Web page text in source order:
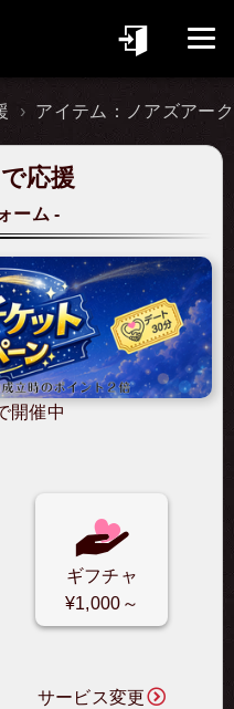
アイテム：ノアズアーク
応援
ーム
開催中
ギフチャ
¥1,000～
サービス変更